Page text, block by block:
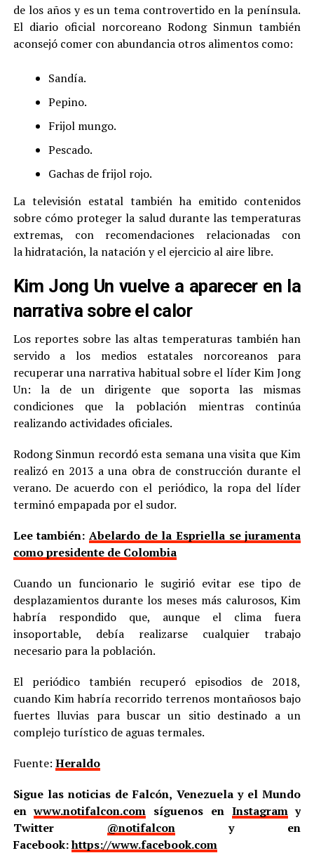
de los años y es un tema controvertido en la península.
El diario oficial norcoreano Rodong Sinmun también
aconsejó comer con abundancia otros alimentos como:
Sandía.
Pepino.
Frijol mungo.
Pescado.
Gachas de frijol rojo.
La televisión estatal también ha emitido contenidos
sobre cómo proteger la salud durante las temperaturas
extremas, con recomendaciones relacionadas con
la hidratación, la natación y el ejercicio al aire libre.
Kim Jong Un vuelve a aparecer en la
narrativa sobre el calor
Los reportes sobre las altas temperaturas también han
servido a los medios estatales norcoreanos para
recuperar una narrativa habitual sobre el líder Kim Jong
Un: la de un dirigente que soporta las mismas
condiciones que la población mientras continúa
realizando actividades oficiales.
Rodong Sinmun recordó esta semana una visita que Kim
realizó en 2013 a una obra de construcción durante el
verano. De acuerdo con el periódico, la ropa del líder
terminó empapada por el sudor.
Lee también: Abelardo de la Espriella se juramenta
como presidente de Colombia
Cuando un funcionario le sugirió evitar ese tipo de
desplazamientos durante los meses más calurosos, Kim
habría respondido que, aunque el clima fuera
insoportable, debía realizarse cualquier trabajo
necesario para la población.
El periódico también recuperó episodios de 2018,
cuando Kim habría recorrido terrenos montañosos bajo
fuertes lluvias para buscar un sitio destinado a un
complejo turístico de aguas termales.
Fuente: Heraldo
Sigue las noticias de Falcón, Venezuela y el Mundo
enwww.notifalcon.com síguenos en Instagramy
Twitter @notifalcony en
Facebook:https://www.facebook.com